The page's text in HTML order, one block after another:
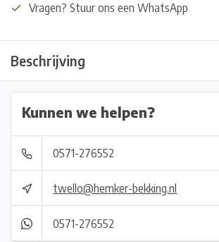
Vragen? Stuur ons een WhatsApp
Beschrijving
Kunnen we helpen?
0571-276552
twello@hemker-bekking.nl
0571-276552